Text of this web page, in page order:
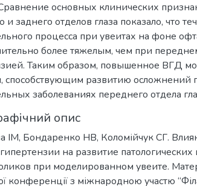
основных клинических
и заднего отделов глаза показало, что
процесса при увеитах на фоне
более тяжелым, чем при
Таким образом, повышенное ВГД
способствующим развитию осложнений
заболеваниях переднего отдела
опис
ІМ, Бондаренко НВ, Коломійчук СГ.
на развитие
при моделированном увеите.
конференції з міжнародною участю